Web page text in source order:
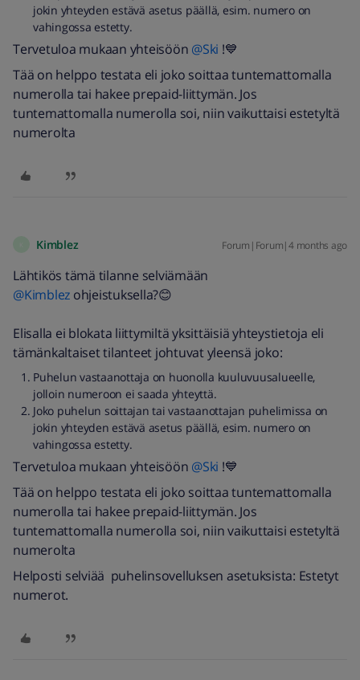
jokin yhteyden estävä asetus päällä, esim. numero on
vahingossa estetty.
Tervetuloa mukaan yhteisöön ​ @Ski !💙
Tää on helppo testata eli joko soittaa tuntemattomalla
numerolla tai hakee prepaid-liittymän. Jos
tuntemattomalla numerolla soi, niin vaikuttaisi estetyltä
numerolta
Kimblez Forum|Forum|4 months ago
Lähtikös tämä tilanne selviämään ​
@Kimblez ohjeistuksella?😊
Elisalla ei blokata liittymiltä yksittäisiä yhteystietoja eli
tämänkaltaiset tilanteet johtuvat yleensä joko:
Puhelun vastaanottaja on huonolla kuuluvuusalueelle,
jolloin numeroon ei saada yhteyttä.
Joko puhelun soittajan tai vastaanottajan puhelimissa on
jokin yhteyden estävä asetus päällä, esim. numero on
vahingossa estetty.
Tervetuloa mukaan yhteisöön ​ @Ski !💙
Tää on helppo testata eli joko soittaa tuntemattomalla
numerolla tai hakee prepaid-liittymän. Jos
tuntemattomalla numerolla soi, niin vaikuttaisi estetyltä
numerolta
Helposti selviää puhelinsovelluksen asetuksista: Estetyt
numerot.